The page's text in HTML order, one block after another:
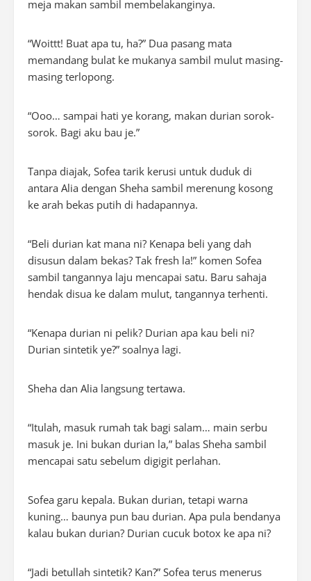
meja makan sambil membelakanginya.
“Woittt! Buat apa tu, ha?” Dua pasang mata
memandang bulat ke mukanya sambil mulut masing-
masing terlopong.
“Ooo… sampai hati ye korang, makan durian sorok-
sorok. Bagi aku bau je.”
Tanpa diajak, Sofea tarik kerusi untuk duduk di
antara Alia dengan Sheha sambil merenung kosong
ke arah bekas putih di hadapannya.
“Beli durian kat mana ni? Kenapa beli yang dah
disusun dalam bekas? Tak fresh la!” komen Sofea
sambil tangannya laju mencapai satu. Baru sahaja
hendak disua ke dalam mulut, tangannya terhenti.
“Kenapa durian ni pelik? Durian apa kau beli ni?
Durian sintetik ye?” soalnya lagi.
Sheha dan Alia langsung tertawa.
“Itulah, masuk rumah tak bagi salam… main serbu
masuk je. Ini bukan durian la,” balas Sheha sambil
mencapai satu sebelum digigit perlahan.
Sofea garu kepala. Bukan durian, tetapi warna
kuning… baunya pun bau durian. Apa pula bendanya
kalau bukan durian? Durian cucuk botox ke apa ni?
“Jadi betullah sintetik? Kan?” Sofea terus menerus